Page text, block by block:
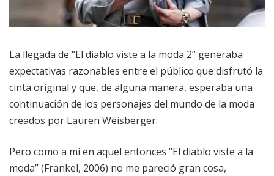
La llegada de “El diablo viste a la moda 2” generaba
expectativas razonables entre el público que disfrutó la
cinta original y que, de alguna manera, esperaba una
continuación de los personajes del mundo de la moda
creados por Lauren Weisberger.
Pero como a mí en aquel entonces “El diablo viste a la
moda” (Frankel, 2006) no me pareció gran cosa,